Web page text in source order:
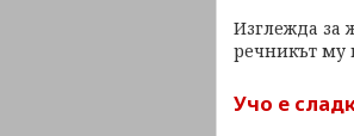
Изглежда за
речникът му
Учо е